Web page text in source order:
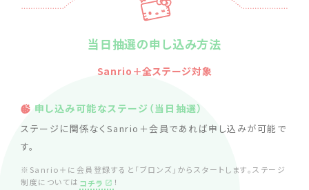
当日抽選の申し込み方法
Sanrio＋全ステージ対象
申し込み可能なステージ（当日抽選）
ステージに関係なくSanrio＋会員であれば申し込みが可能で
す。
※Sanrio＋に会員登録すると「ブロンズ」からスタートします。ステージ
制度については コチラ ！